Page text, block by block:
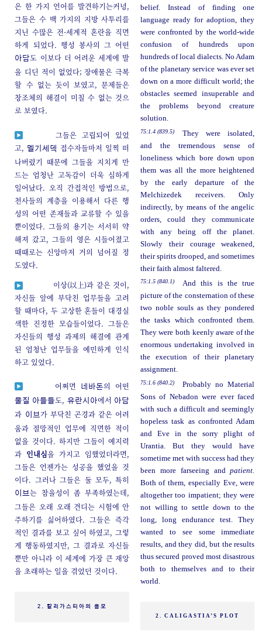
은 한 가지 언어를 발견하기는커녕,
그들은 수 백 가지의 지방 사투리를
지닌 수많은 전-세계적 혼란을 직면
하게 되었다. 행성 봉사의 그 어떤
아담도 이보다 더 어려운 세계에 발
을 디딘 적이 없었다; 장애물은 극복
할 수 없는 듯이 보였고, 문제들은
창조체의 해결이 미칠 수 없는 것으
로 보였다.
belief. Instead of finding one
language ready for adoption, they
were confronted by the world-wide
confusion of hundreds upon
hundreds of local dialects. No Adam
of the planetary service was ever set
down on a more difficult world; the
obstacles seemed insuperable and
the problems beyond creature
solution.
그들은 고립되어 있었
고, 멜기세덱
접수자들마저 일찍 떠
나버렸기 때문에 그들을 지치게 만
드는 엄청난 고독감이 더욱 심하게
일어났다. 오직 간접적인 방법으로,
천사들의 계층을 이용해서 다른 행
성의 어떤 존재들과 교류할 수 있을
뿐이었다. 그들의 용기는 서서히 약
해져 갔고, 그들의 영은 시들어졌고
때때로는 신앙마저 거의 넘어질 정
도였다.
75:1.4 (839.5)
They were isolated,
and the tremendous sense of
loneliness which bore down upon
them was all the more heightened
by the early departure of the
Melchizedek receivers. Only
indirectly, by means of the angelic
orders, could they communicate
with any being off the planet.
Slowly their courage weakened,
their spirits drooped, and sometimes
their faith almost faltered.
이상(以上)과 같은 것이,
자신들 앞에 부닥친 업무들을 고려
할 때마다, 두 고상한 혼들이 대경실
색한 진정한 모습들이었다. 그들은
자신들의 행성 과제의 해결에 관계
된 엄청난 업무들을 예민하게 인식
하고 있었다.
75:1.5 (840.1)
And this is the true
picture of the consternation of these
two noble souls as they pondered
the tasks which confronted them.
They were both keenly aware of the
enormous undertaking involved in
the execution of their planetary
assignment.
어쩌면 네바돈의 어떤
물질 아들들도, 유란시아에서 아담
과 이브가 부닥친 곤경과 같은 어려
움과 절망적인 업무에 직면한 적이
없을 것이다. 하지만 그들이 예지력
과 인내심을 가지고 임했었더라면,
그들은 언젠가는 성공을 했었을 것
이다. 그러나 그들은 둘 모두, 특히
이브는 참을성이 좀 부족하였는데,
그들은 오래 오래 견디는 시험에 안
주하기를 싫어하였다. 그들은 즉각
적인 결과를 보고 싶어 하였고, 그렇
게 행동하였지만, 그 결과로 자신들
뿐만 아니라 이 세계에 가장 큰 재앙
을 초래하는 일을 겪었던 것이다.
75:1.6 (840.2)
Probably no Material
Sons of Nebadon were ever faced
with such a difficult and seemingly
hopeless task as confronted Adam
and Eve in the sorry plight of
Urantia. But they would have
sometime met with success had they
been more farseeing andpatient.
Both of them, especially Eve, were
altogether too impatient; they were
not willing to settle down to the
long, long endurance test. They
wanted to see some immediate
results, and they did, but the results
thus secured proved most disastrous
both to themselves and to their
world.
2. 칼리가스티아의 음모
2. CALIGASTIA’S PLOT